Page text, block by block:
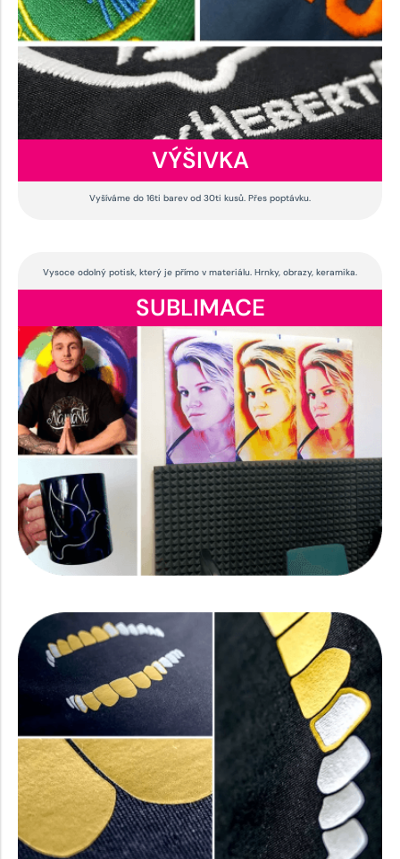
VÝŠIVKA
Vyšíváme do 16ti barev od 30ti kusů. Přes poptávku.
Vysoce odolný potisk, který je přímo v materiálu. Hrnky, obrazy, keramika.
SUBLIMACE